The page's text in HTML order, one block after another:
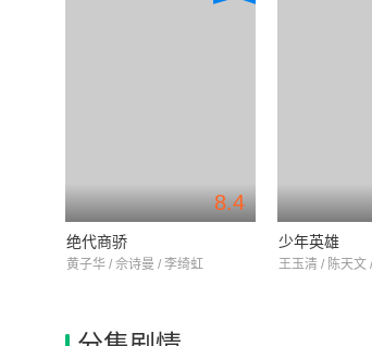
8.4
绝代商骄
黄子华 / 佘诗曼 / 李绮虹
少年英雄
王玉清 / 陈天文